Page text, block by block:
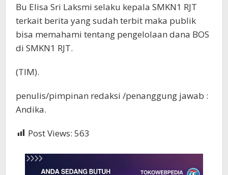
Bu Elisa Sri Laksmi selaku kepala SMKN1 RJT
terkait berita yang sudah terbit maka publik
bisa memahami tentang pengelolaan dana BOS
di SMKN1 RJT.
(TIM).
penulis/pimpinan redaksi /penanggung jawab :
Andika.
Post Views: 563